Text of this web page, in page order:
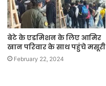
बेटे के एडमिशन के लिए आमिर
खान परिवार के साथ पहुंचे मसूरी
February 22, 2024